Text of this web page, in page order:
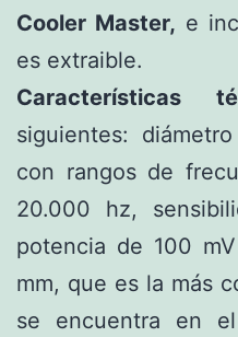
Cooler Master, e
es extraible.
Características
siguientes:
con rangos de
20.000 hz,
potencia de 100
mm, que es la más
se encuentra en